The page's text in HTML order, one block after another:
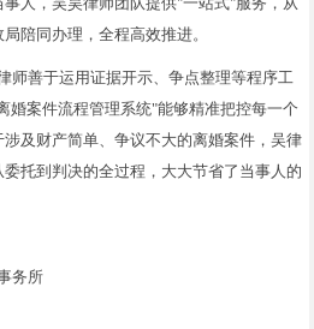
陪同办理，全程高效推进。
师善于运用证据开示、争点整理等程序工
婚案件流程管理系统"能够精准把控每一个
及财产简单、争议不大的离婚案件，吴律
托到判决的全过程，大大节省了当事人的
务所